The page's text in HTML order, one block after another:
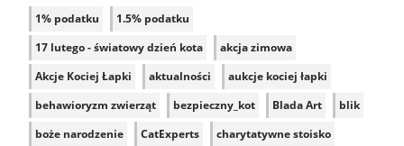
1% podatku
1.5% podatku
17 lutego - światowy dzień kota
akcja zimowa
Akcje Kociej Łapki
aktualności
aukcje kociej łapki
behawioryzm zwierząt
bezpieczny_kot Blada Art
blik
boże narodzenie
CatExperts
charytatywne stoisko